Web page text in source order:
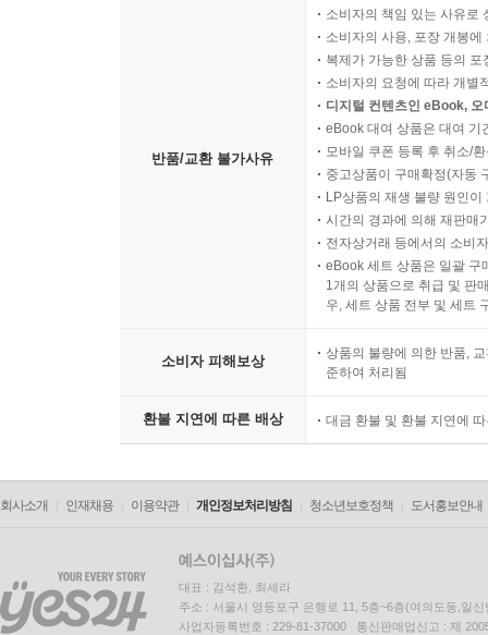
반품/교환 불가사유
소비자의 책임 있는 사유로
소비자의 사용, 포장 개봉
복제가 가능한 상품 등의
소비자의 요청에 따라 개별
디지털 컨텐츠인 eBook,
eBook 대여 상품은 대여 기
모바일 쿠폰 등록 후 취소/
중고상품이 구매확정(자동
LP상품의 재생 불량 원인
시간의 경과에 의해 재판매
전자상거래 등에서의 소비
eBook 세트 상품은 일괄 구
1개의 상품으로 취급 및 판
우, 세트 상품 전부 및 세트
소비자 피해보상
상품의 불량에 의한 반품,
준하여 처리됨
환불 지연에 따른 배상 대금 환불 및 환불 지연에
회사소개 인재채용 이용약관 개인정보처리방침 청소년보호정책 도서홍보안내
대표 : 김석환, 최세라
주소 : 서울시 영등포구 은행로 11, 5층~6층(여의도동,일신
사업자등록번호 : 229-81-37000 통신판매업신고 : 제